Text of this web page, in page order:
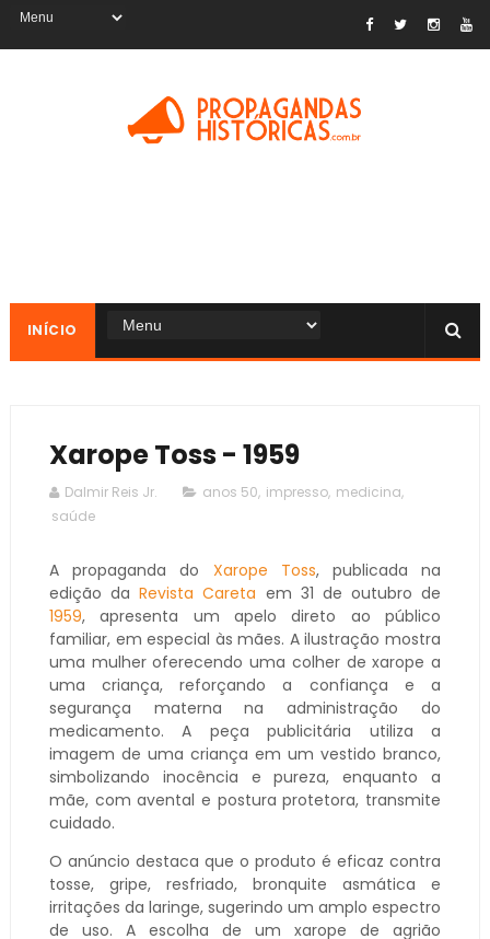
INÍCIO
Xarope Toss - 1959
Dalmir Reis Jr. anos 50, impresso, medicina,
saúde
A propaganda do Xarope Toss, publicada na
edição daRevista Careta em 31 de outubro de
1959, apresenta um apelo direto ao público
familiar, em especial às mães. A ilustração mostra
uma mulher oferecendo uma colher de xarope a
uma criança, reforçando a confiança e a
segurança materna na administração do
medicamento. A peça publicitária utiliza a
imagem de uma criança em um vestido branco,
simbolizando inocência e pureza, enquanto a
mãe, com avental e postura protetora, transmite
cuidado.
O anúncio destaca que o produto é eficaz contra
tosse, gripe, resfriado, bronquite asmática e
irritações da laringe, sugerindo um amplo espectro
de uso. A escolha de um xarope de agrião